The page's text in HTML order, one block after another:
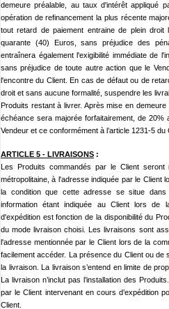
demeure préalable, au taux d'intérêt appliqué
opération de refinancement la plus récente
tout retard de paiement entraine de plein droit
quarante (40) Euros, sans préjudice des
entraînera également l'exigibilité immédiate de
sans préjudice de toute autre action que le
l'encontre du Client. En cas de défaut ou de
droit et sans aucune formalité, suspendre les
Produits restant à livrer. Après mise en
échéance sera majorée forfaitairement, de
Vendeur et ce conformément à l’article 1231-5 du
ARTICLE 5 - LIVRAISONS :
Les Produits commandés par le Client
métropolitaine, à l'adresse indiquée par le Client
la condition que cette adresse se situe
information étant indiquée au Client lors de
d'expédition est fonction de la disponibilité du
du mode livraison choisi. Les livraisons sont
l'adresse mentionnée par le Client lors de la
facilement accéder. La présence du Client ou
la livraison. La livraison s’entend en limite de
La livraison n’inclut pas l’installation des
par le Client intervenant en cours d’expédition
Client.